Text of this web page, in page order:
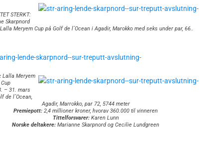
STERKT:
Skarpnord
Meryem Cup på Golf de l´Ocean i Agadir, Marokko med seks under par, 66..
Lalla Meryem
Cup
– 31. mars
de l´Ocean,
Agadir, Marrokko, par 72, 5744 meter
Premiepott: 2,4 millioner kroner, hvorav 360.000 til vinneren
Tittelforsvarer:Karen Lunn
Norske deltakere: Marianne Skarpnord og Cecilie Lundgreen